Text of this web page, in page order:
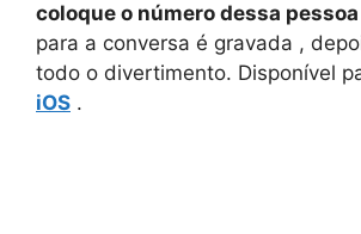
coloque o número dessa
para a conversa é gravada ,
todo o divertimento. Disponível
iOS .